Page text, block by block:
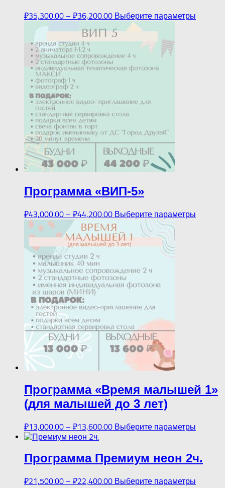
₽35,300.00 – ₽36,200.00 Выберите параметры
Программа «ВИП-5»
₽43,000.00 – ₽44,200.00 Выберите параметры
Программа «Время малышей 1»
(для малышей до 3 лет)
₽13,000.00 – ₽13,600.00 Выберите параметры
Программа Премиум неон 2ч.
₽21,500.00 – ₽22,400.00 Выберите параметры